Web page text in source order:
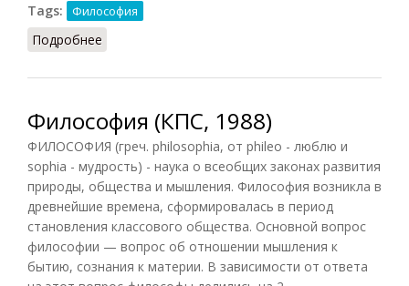
Tags:
Философия
Подробнее
Философия (КПС, 1988)
ФИЛОСОФИЯ (греч. philosophia, от phileo - люблю и
sophia - мудрость) - наука о всеобщих законах развития
природы, общества и мышления. Философия возникла в
древнейшие времена, сформировалась в период
становления классового общества. Основной вопрос
философии — вопрос об отношении мышления к
бытию, сознания к материи. В зависимости от ответа